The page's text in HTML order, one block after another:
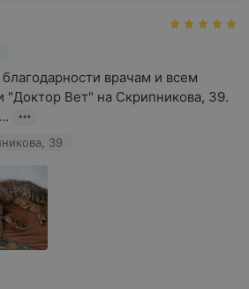
врачам и всем
"Доктор Вет" на Скрипникова, 39.
39